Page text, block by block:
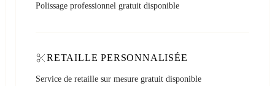
Polissage professionnel gratuit disponible
RETAILLE PERSONNALISÉE
Service de retaille sur mesure gratuit disponible